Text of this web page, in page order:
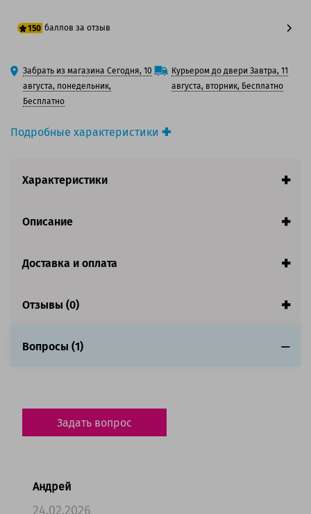
Подробные характеристики
Вид товара:Картридж лазерный
273Y
Цвет:Голубой / Желтый / Пурпурный / Черный
страниц
Состав комплекта
Убедительная просьба проверять внимательнее
150 баллов за отзыв
125 баллов
150 баллов
Забрать из магазина Сегодня, 10
августа, понедельник,
Бесплатно
Курьером до двери Завтра, 11
августа, вторник, Бесплатно
Характеристики
Описание
Доставка и оплата
Отзывы (0)
Вопросы (1)
Задать вопрос
Андрей
24.02.2026